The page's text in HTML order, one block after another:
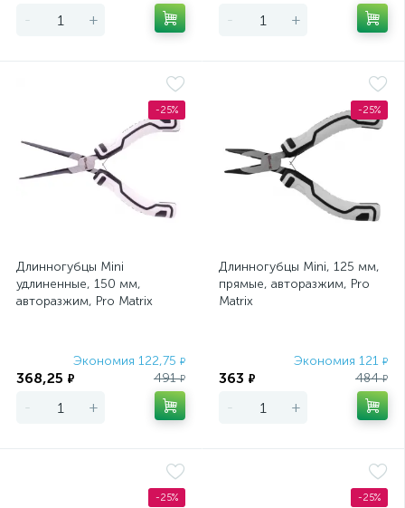
- + - +
-25%
Длинногубцы Mini
удлиненные, 150 мм,
авторазжим, Pro Matrix
Экономия 122,75 ₽
368,25 ₽ 491₽
- +
-25%
Длинногубцы Mini, 125 мм,
прямые, авторазжим, Pro
Matrix
Экономия 121 ₽
363 ₽ 484₽
- +
-25% -25%